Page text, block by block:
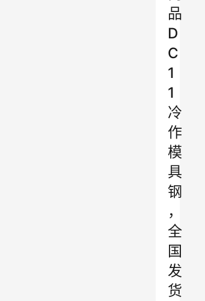
品
D
C
1
1
冷
作
模
具
钢
，
全
国
发
货